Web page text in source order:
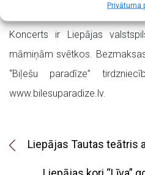
Privātuma
pievienosies bērnu vokālā
Koncerts ir Liepājas
māmiņām svētkos.
“Biļešu paradīze”
www.bilesuparadize.lv.
Liepājas Tautas teātris